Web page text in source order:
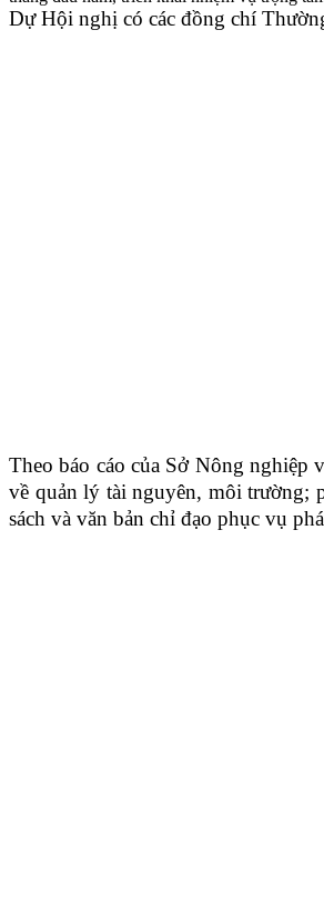
Dự Hội nghị có các đồng chí
Theo báo cáo của Sở Nông
về quản lý tài nguyên, môi trường;
sách và văn bản chỉ đạo phục vụ